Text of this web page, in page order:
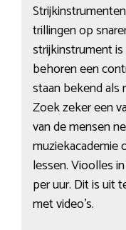
trillingen op
strijkinstrument
behoren een
staan bekend als
Zoek zeker een
van de mensen
muziekacademie
lessen. Vioolles
per uur. Dit is uit
met video’s.